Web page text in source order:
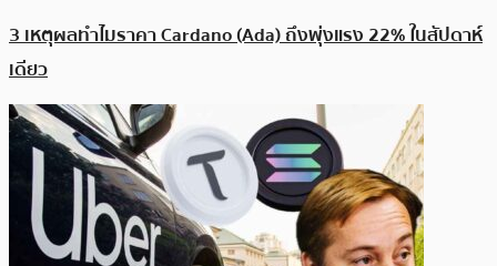
3 เหตุผลทำไมราคา Cardano (Ada) ถึงพุ่งแรง 22% ในสัปดาห์
เดียว